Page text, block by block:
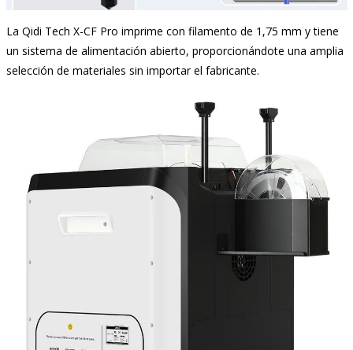
La Qidi Tech X-CF Pro imprime con filamento de 1,75 mm y tiene
un sistema de alimentación abierto, proporcionándote una amplia
selección de materiales sin importar el fabricante.